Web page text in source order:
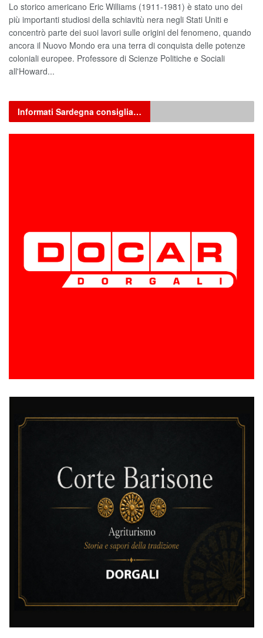
Lo storico americano Eric Williams (1911-1981) è stato uno dei
più importanti studiosi della schiavitù nera negli Stati Uniti e
concentrò parte dei suoi lavori sulle origini del fenomeno, quando
ancora il Nuovo Mondo era una terra di conquista delle potenze
coloniali europee. Professore di Scienze Politiche e Sociali
all'Howard...
Informati Sardegna consiglia…